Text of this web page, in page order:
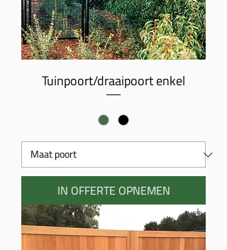
Tuinpoort/draaipoort enkel
IN OFFERTE OPNEMEN